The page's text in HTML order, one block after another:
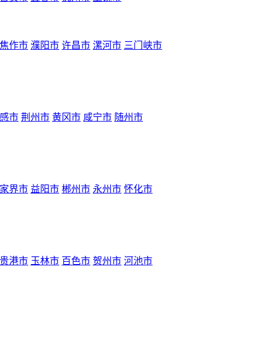
焦作市 濮阳市 许昌市 漯河市 三门峡市
市 荆州市 黄冈市 咸宁市 随州市
界市 益阳市 郴州市 永州市 怀化市
贵港市 玉林市 百色市 贺州市 河池市